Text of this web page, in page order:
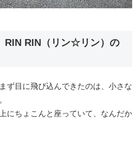
RIN RIN（リン☆リン）の
ず目に飛び込んできたのは、小さな
にちょこんと座っていて、なんだか